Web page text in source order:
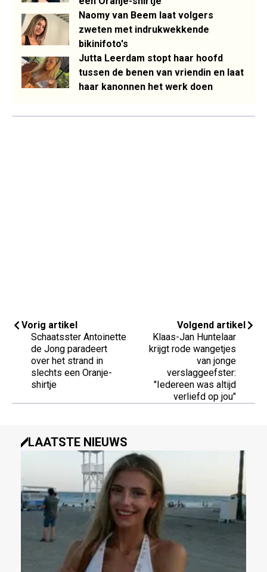
Naomy van Beem laat volgers
zweten met indrukwekkende
bikinifoto's
Jutta Leerdam stopt haar hoofd
tussen de benen van vriendin en laat
haar kanonnen het werk doen
Vorig artikel
Schaatsster Antoinette
de Jong paradeert
over het strand in
slechts een Oranje-
shirtje
Volgend artikel
Klaas-Jan Huntelaar
krijgt rode wangetjes
van jonge
verslaggeefster:
"Iedereen was altijd
verliefd op jou"
LAATSTE NIEUWS